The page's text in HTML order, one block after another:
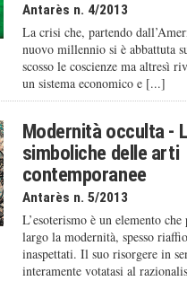
Antarès n. 4/2013
La crisi che, partendo
nuovo millennio si è abbattuta
scosso le coscienze ma altresì
un sistema economico e [...]
Modernità occulta -
simboliche delle arti
contemporanee
Antarès n. 5/2013
L’esoterismo è un elemento
largo la modernità, spesso
inaspettati. Il suo risorgere in
interamente votatasi al